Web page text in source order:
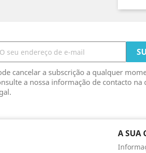
cancelar a subscrição a qualquer
a nossa informação de contacto na
A SUA